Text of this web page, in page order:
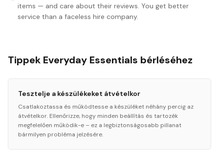
items — and care about their reviews. You get better
service than a faceless hire company.
Tippek Everyday Essentials bérléséhez
Tesztelje a készülékeket átvételkor
Csatlakoztassa és működtesse a készüléket néhány percig az
átvételkor. Ellenőrizze, hogy minden beállítás és tartozék
megfelelően működik-e – ez a legbiztonságosabb pillanat
bármilyen probléma jelzésére.